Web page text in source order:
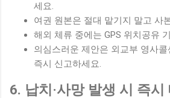
세요.
여권 원본은 절대 맡기지 말고 사
해외 체류 중에는 GPS 위치공유
의심스러운 제안은 외교부 영사
즉시 신고하세요.
6. 납치·사망 발생 시 즉시